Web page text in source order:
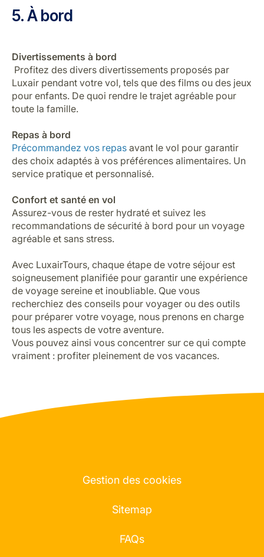
5. À bord
Divertissements à bord
Profitez des divers divertissements proposés par
Luxair pendant votre vol, tels que des films ou des jeux
pour enfants. De quoi rendre le trajet agréable pour
toute la famille.
Repas à bord
Précommandez vos repas avant le vol pour garantir
des choix adaptés à vos préférences alimentaires. Un
service pratique et personnalisé.
Confort et santé en vol
Assurez-vous de rester hydraté et suivez les
recommandations de sécurité à bord pour un voyage
agréable et sans stress.
Avec LuxairTours, chaque étape de votre séjour est
soigneusement planifiée pour garantir une expérience
de voyage sereine et inoubliable. Que vous
recherchiez des conseils pour voyager ou des outils
pour préparer votre voyage, nous prenons en charge
tous les aspects de votre aventure.
Vous pouvez ainsi vous concentrer sur ce qui compte
vraiment : profiter pleinement de vos vacances.
Gestion des cookies
Sitemap
FAQs